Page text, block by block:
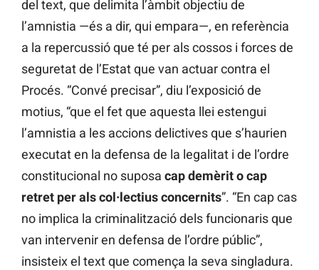
del text, que delimita l’àmbit objectiu de
l’amnistia —és a dir, qui empara—, en referència
a la repercussió que té per als cossos i forces de
seguretat de l’Estat que van actuar contra el
Procés. “Convé precisar”, diu l’exposició de
motius, “que el fet que aquesta llei estengui
l’amnistia a les accions delictives que s’haurien
executat en la defensa de la legalitat i de l’ordre
constitucional no suposa cap demèrit o cap
retret per als col·lectius concernits”. “En cap cas
no implica la criminalització dels funcionaris que
van intervenir en defensa de l’ordre públic”,
insisteix el text que comença la seva singladura.